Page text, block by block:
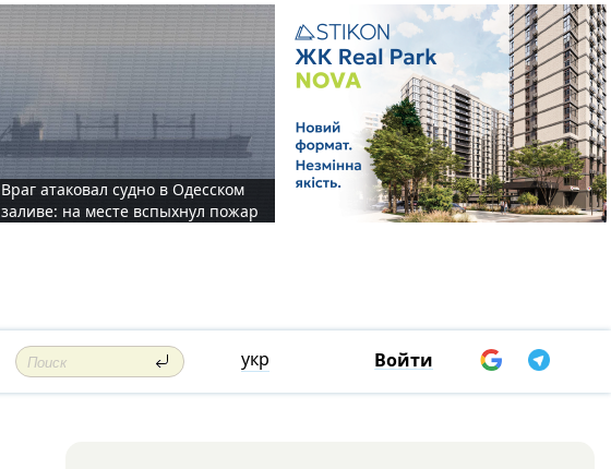
Враг атаковал судно в Одесском
заливе: на месте вспыхнул пожар
укр Войти